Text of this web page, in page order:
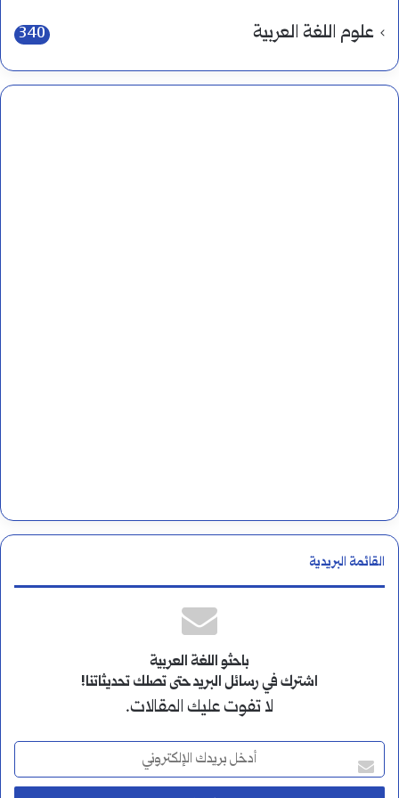
علوم اللغة العربية 340
القائمة البريدية
باحثو اللغة العربية
اشترك في رسائل البريد حتى تصلك تحديثاتنا!
لا تفوت عليك المقالات.